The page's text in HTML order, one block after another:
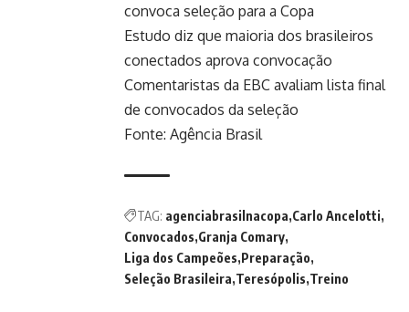
convoca seleção para a Copa
Estudo diz que maioria dos brasileiros
conectados aprova convocação
Comentaristas da EBC avaliam lista final
de convocados da seleção
Fonte: Agência Brasil
TAG: agenciabrasilnacopa Carlo Ancelotti
Convocados Granja Comary
Liga dos Campeões Preparação
Seleção Brasileira Teresópolis Treino